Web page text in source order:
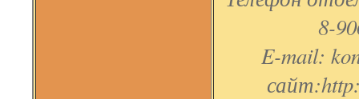
8-
E-mail: